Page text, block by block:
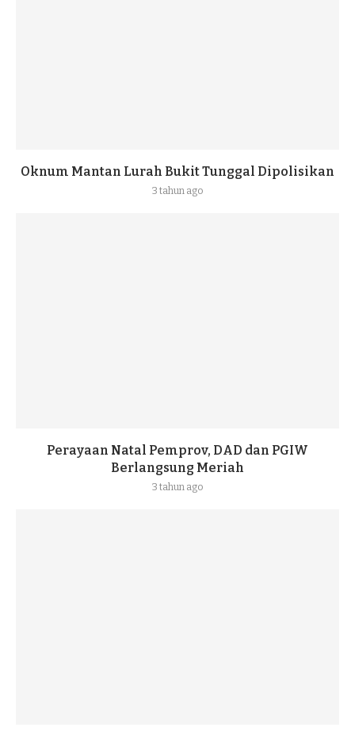
Oknum Mantan Lurah Bukit Tunggal Dipolisikan
3 tahun ago
Perayaan Natal Pemprov, DAD dan PGIW
Berlangsung Meriah
3 tahun ago